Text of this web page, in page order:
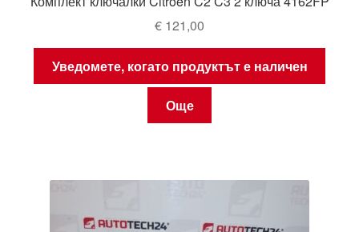
€ 121,00
Уведомете, когато продуктът е наличен
Още